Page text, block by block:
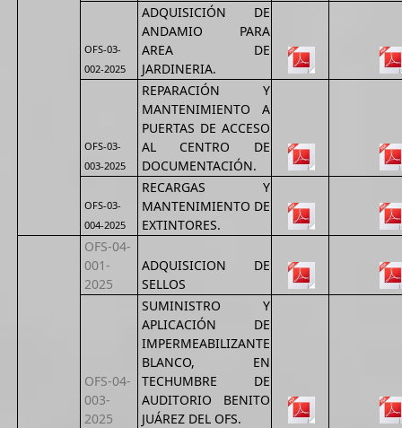
OFS-03-
002-2025
ADQUISICIÓN DE
ANDAMIO PARA
AREA DE
JARDINERIA.
OFS-03-
003-2025
REPARACIÓN Y
MANTENIMIENTO A
PUERTAS DE ACCESO
AL CENTRO DE
DOCUMENTACIÓN.
OFS-03-
004-2025
RECARGAS Y
MANTENIMIENTO DE
EXTINTORES.
OFS-04-
001-
2025
ADQUISICION DE
SELLOS
OFS-04-
003-
2025
SUMINISTRO Y
APLICACIÓN DE
IMPERMEABILIZANTE
BLANCO, EN
TECHUMBRE DE
AUDITORIO BENITO
JUÁREZ DEL OFS.